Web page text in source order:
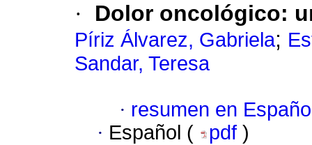
· Dolor oncológico:
Píriz Álvarez, Gabriela;
Sandar, Teresa
· resumen en
· Español ( pdf )